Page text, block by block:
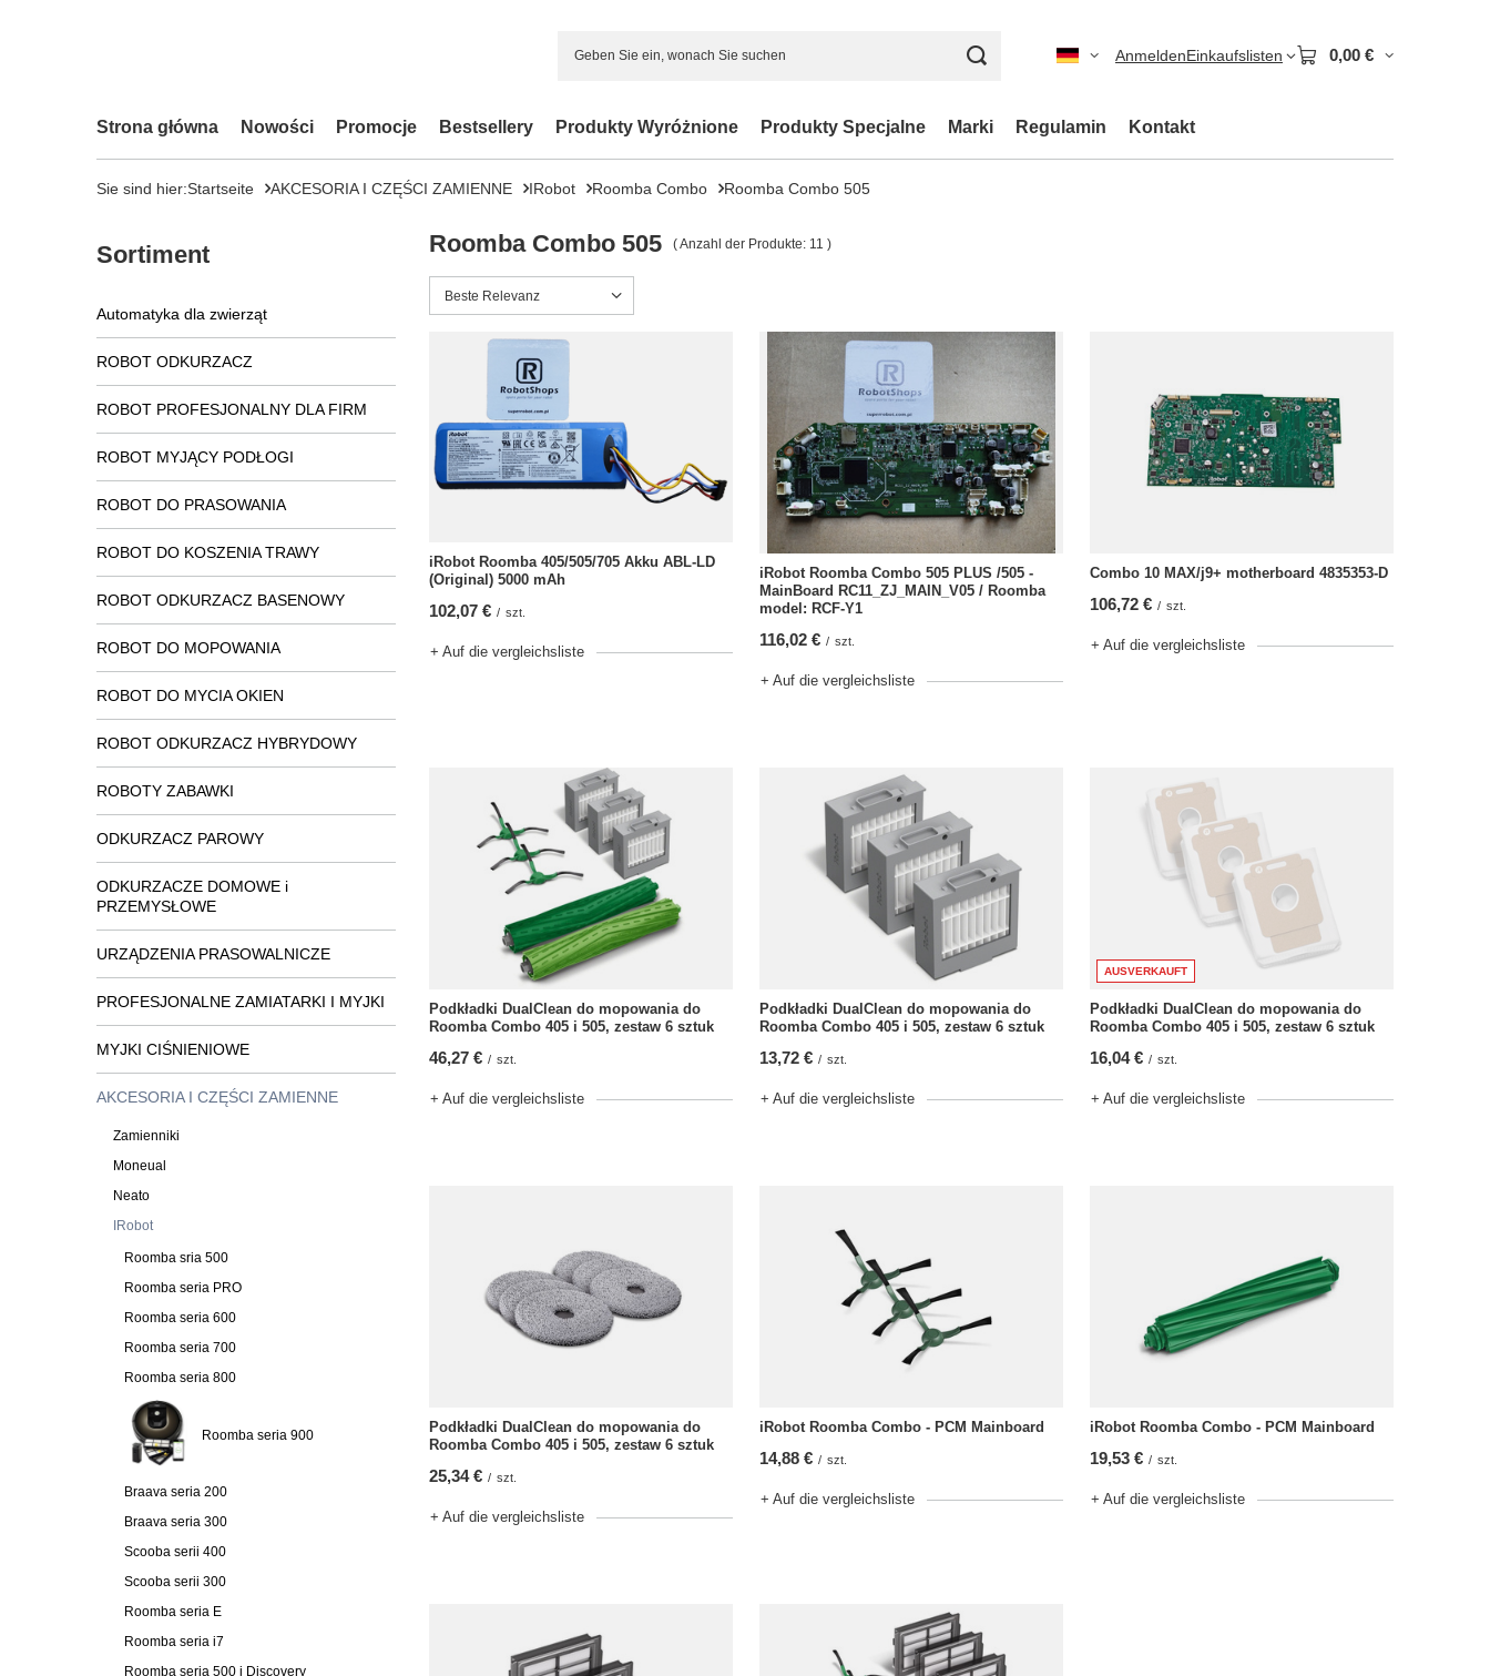
AnmeldenEinkaufslisten 0,00 €
Strona główna Nowości Promocje Bestsellery Produkty Wyróżnione Produkty Specjalne Marki Regulamin Kontakt
Sie sind hier:Startseite AKCESORIA I CZĘŚCI ZAMIENNE IRobot Roomba Combo Roomba Combo 505
Sortiment
Automatyka dla zwierząt
ROBOT ODKURZACZ
ROBOT PROFESJONALNY DLA FIRM
ROBOT MYJĄCY PODŁOGI
ROBOT DO PRASOWANIA
ROBOT DO KOSZENIA TRAWY
ROBOT ODKURZACZ BASENOWY
ROBOT DO MOPOWANIA
ROBOT DO MYCIA OKIEN
ROBOT ODKURZACZ HYBRYDOWY
ROBOTY ZABAWKI
ODKURZACZ PAROWY
ODKURZACZE DOMOWE i
PRZEMYSŁOWE
URZĄDZENIA PRASOWALNICZE
PROFESJONALNE ZAMIATARKI I MYJKI
MYJKI CIŚNIENIOWE
AKCESORIA I CZĘŚCI ZAMIENNE
Zamienniki
Moneual
Neato
IRobot
Roomba sria 500
Roomba seria PRO
Roomba seria 600
Roomba seria 700
Roomba seria 800
Roomba seria 900
Braava seria 200
Braava seria 300
Scooba serii 400
Scooba serii 300
Roomba seria E
Roomba seria i7
Roomba seria 500 i Discovery
Roomba Combo 505 ( Anzahl der Produkte: 11 )
Sortierung ändern
Beste Relevanz
iRobot Roomba 405/505/705 Akku ABL-LD
(Original) 5000 mAh
102,07 € / szt.
+ Auf die vergleichsliste
iRobot Roomba Combo 505 PLUS /505 -
MainBoard RC11_ZJ_MAIN_V05 / Roomba
model: RCF-Y1
116,02 € / szt.
+ Auf die vergleichsliste
Combo 10 MAX/j9+ motherboard 4835353-D
106,72 € / szt.
+ Auf die vergleichsliste
Podkładki DualClean do mopowania do
Roomba Combo 405 i 505, zestaw 6 sztuk
46,27 € / szt.
+ Auf die vergleichsliste
Podkładki DualClean do mopowania do
Roomba Combo 405 i 505, zestaw 6 sztuk
13,72 € / szt.
+ Auf die vergleichsliste
AUSVERKAUFT
Podkładki DualClean do mopowania do
Roomba Combo 405 i 505, zestaw 6 sztuk
16,04 € / szt.
+ Auf die vergleichsliste
Podkładki DualClean do mopowania do
Roomba Combo 405 i 505, zestaw 6 sztuk
25,34 € / szt.
+ Auf die vergleichsliste
iRobot Roomba Combo - PCM Mainboard
14,88 € / szt.
+ Auf die vergleichsliste
iRobot Roomba Combo - PCM Mainboard
19,53 € / szt.
+ Auf die vergleichsliste